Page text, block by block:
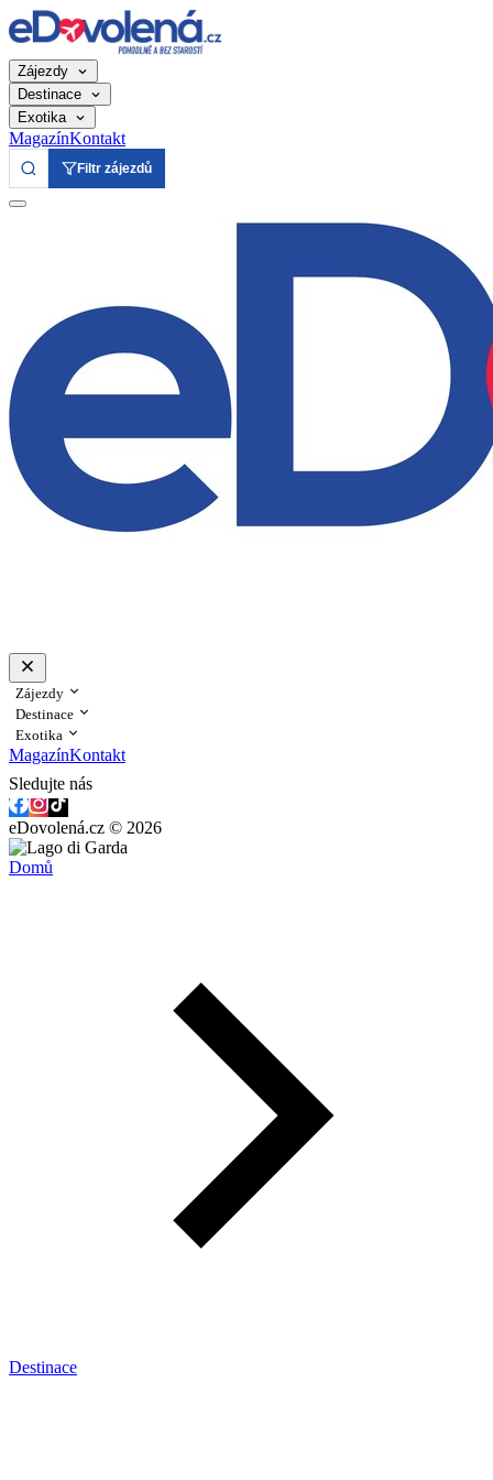
Zájezdy
Destinace
Exotika
MagazínKontakt
Filtr zájezdů
Zájezdy
Destinace
Exotika
MagazínKontakt
Sledujte nás
eDovolená.cz © 2026
Domů
Destinace